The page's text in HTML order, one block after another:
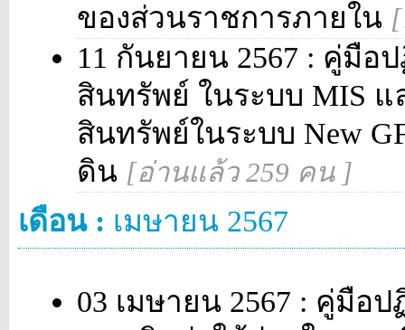
ของส่วนราชการภายใน
11 กันยายน 2567 : คู่มือ
สินทรัพย์ ในระบบ MIS
สินทรัพย์ในระบบ New
ดิน [อ่านแล้ว 259 คน ]
เดือน : เมษายน 2567
03 เมษายน 2567 : คู่มือ